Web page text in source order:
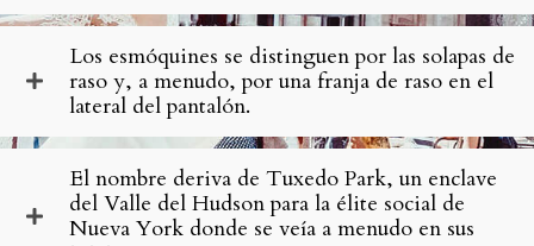
Los esmóquines se distinguen por las solapas de
raso y, a menudo, por una franja de raso en el
lateral del pantalón.
El nombre deriva de Tuxedo Park, un enclave
del Valle del Hudson para la élite social de
Nueva York donde se veía a menudo en sus